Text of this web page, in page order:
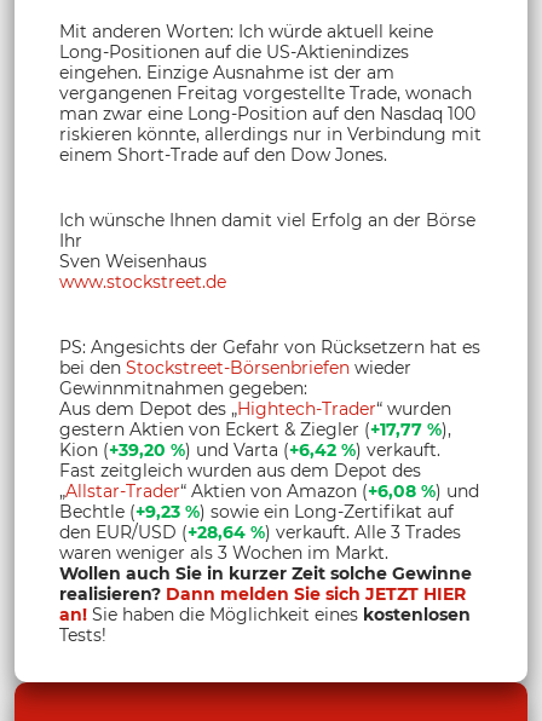
Mit anderen Worten: Ich würde aktuell keine
Long-Positionen auf die US-Aktienindizes
eingehen. Einzige Ausnahme ist der am
vergangenen Freitag vorgestellte Trade, wonach
man zwar eine Long-Position auf den Nasdaq 100
riskieren könnte, allerdings nur in Verbindung mit
einem Short-Trade auf den Dow Jones.
Ich wünsche Ihnen damit viel Erfolg an der Börse
Ihr
Sven Weisenhaus
www.stockstreet.de
PS: Angesichts der Gefahr von Rücksetzern hat es
bei den Stockstreet-Börsenbriefen wieder
Gewinnmitnahmen gegeben:
Aus dem Depot des „Hightech-Trader“ wurden
gestern Aktien von Eckert & Ziegler (+17,77 %),
Kion (+39,20 %) und Varta (+6,42 %) verkauft.
Fast zeitgleich wurden aus dem Depot des
„Allstar-Trader“ Aktien von Amazon (+6,08 %) und
Bechtle (+9,23 %) sowie ein Long-Zertifikat auf
den EUR/USD (+28,64 %) verkauft. Alle 3 Trades
waren weniger als 3 Wochen im Markt.
Wollen auch Sie in kurzer Zeit solche Gewinne
realisieren? Dann melden Sie sich JETZT HIER
an! Sie haben die Möglichkeit eines kostenlosen
Tests!